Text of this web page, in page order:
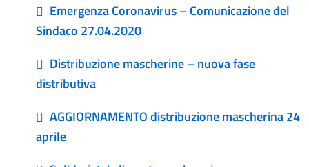
Emergenza Coronavirus – Comunicazione del
Sindaco 27.04.2020
Distribuzione mascherine – nuova fase
distributiva
AGGIORNAMENTO distribuzione mascherina 24
aprile